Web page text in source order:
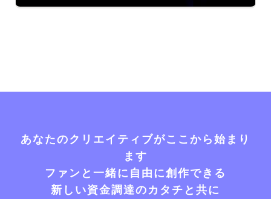
あなたのクリエイティブがここから始まり
ます
ファンと一緒に自由に創作できる
新しい資金調達のカタチと共に